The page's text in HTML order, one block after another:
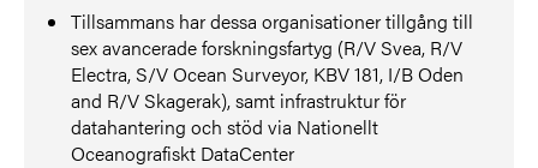
Tillsammans har dessa organisationer tillgång till
sex avancerade forskningsfartyg (R/V Svea, R/V
Electra, S/V Ocean Surveyor, KBV 181, I/B Oden
and R/V Skagerak), samt infrastruktur för
datahantering och stöd via Nationellt
Oceanografiskt DataCenter